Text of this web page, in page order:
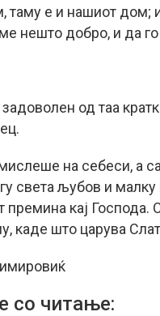
таму е и нашиот дом;
нешто добро, и да
од таа
на себеси, а
света љубов и малку
премина кај
каде што царува
со читање: